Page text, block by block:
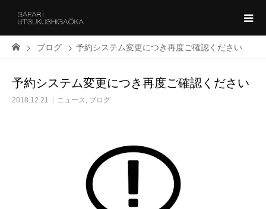
ブログ 予約システム変更につき再度ご確認ください
予約システム変更につき再度ご確認ください
2018.12.21 ニュース, ブログ